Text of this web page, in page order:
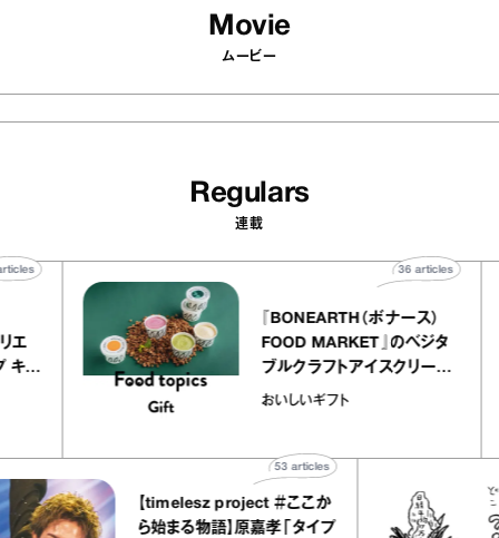
Movie
ムービー
Regulars
連載
アトリエ
ープ キャ
40articles
『BONEARTH（ボナース）
FOOD MARKET』のベジタ
ブルクラフトアイスクリーム
｜真野知子の「おいしいギフ
おいしいギフト
36articles
【timelesz project ＃ここか
ら始まる物語】原嘉孝「タイプ
articles